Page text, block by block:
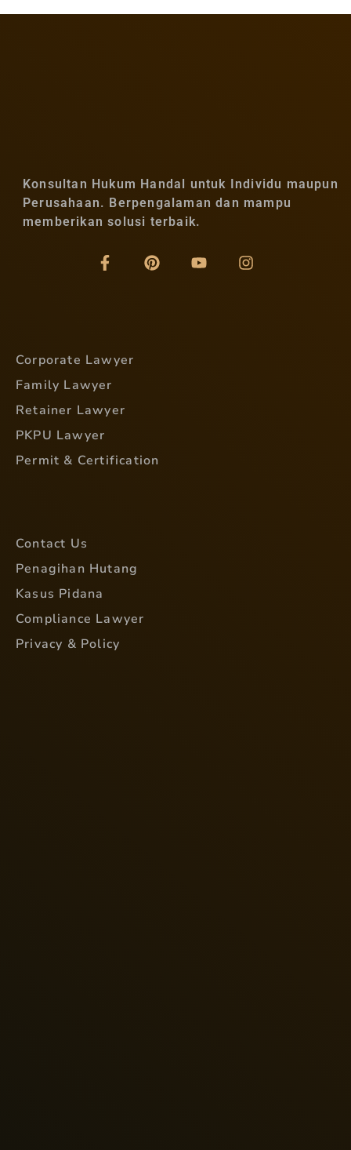
Konsultan Hukum Handal untuk Individu maupun
Perusahaan. Berpengalaman dan mampu
memberikan solusi terbaik.
Corporate Lawyer
Family Lawyer
Retainer Lawyer
PKPU Lawyer
Permit & Certification
Contact Us
Penagihan Hutang
Kasus Pidana
Compliance Lawyer
Privacy & Policy